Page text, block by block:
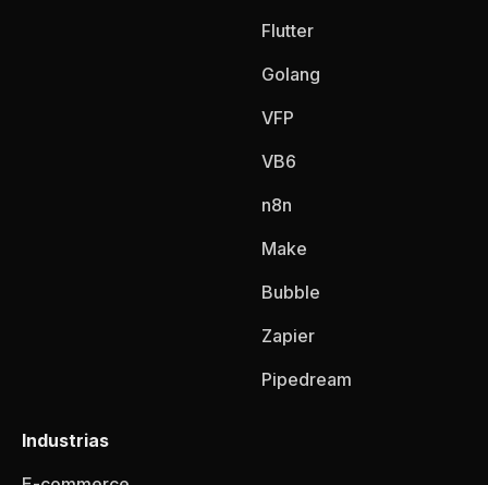
Flutter
Golang
VFP
VB6
n8n
Make
Bubble
Zapier
Pipedream
Industrias